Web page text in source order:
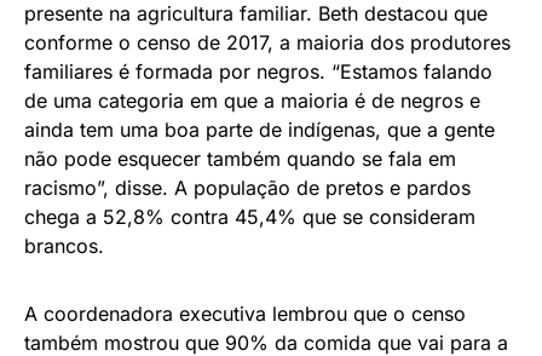
presente na agricultura familiar. Beth destacou que
conforme o censo de 2017, a maioria dos produtores
familiares é formada por negros. “Estamos falando
de uma categoria em que a maioria é de negros e
ainda tem uma boa parte de indígenas, que a gente
não pode esquecer também quando se fala em
racismo”, disse. A população de pretos e pardos
chega a 52,8% contra 45,4% que se consideram
brancos.
A coordenadora executiva lembrou que o censo
também mostrou que 90% da comida que vai para a